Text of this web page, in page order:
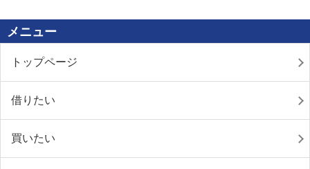
メニュー
トップページ
借りたい
買いたい